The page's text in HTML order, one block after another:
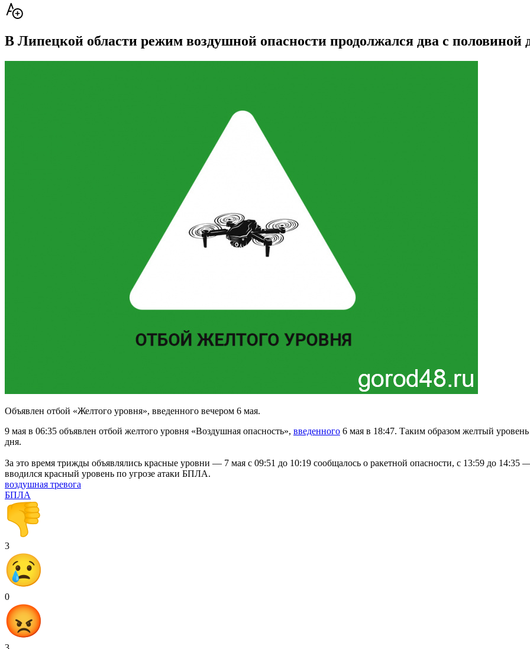
В Липецкой области режим воздушной опасности продолжался два с половиной
Объявлен отбой «Желтого уровня», введенного вечером 6 мая.
9 мая в 06:35 объявлен отбой желтого уровня «Воздушная опасность», введенного 6 мая в 18:47. Таким образом желтый
дня.
За это время трижды объявлялись красные уровни — 7 мая с 09:51 до 10:19 сообщалось о ракетной опасности, с 13:59 до
вводился красный уровень по угрозе атаки БПЛА.
воздушная тревога
БПЛА
3
0